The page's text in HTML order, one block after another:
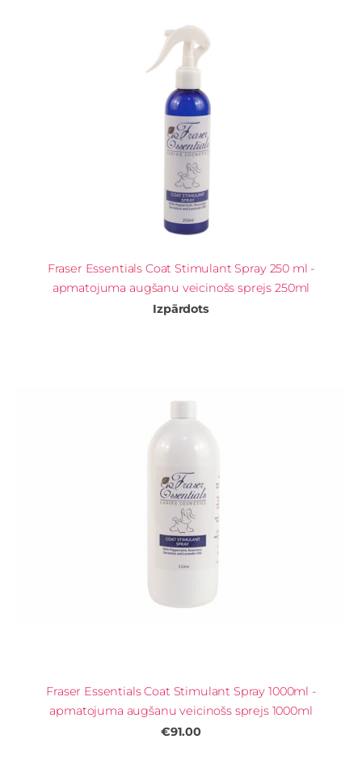
Fraser Essentials Coat Stimulant Spray 250 ml -
apmatojuma augšanu veicinošs sprejs 250ml
Izpārdots
Fraser Essentials Coat Stimulant Spray 1000ml -
apmatojuma augšanu veicinošs sprejs 1000ml
€91.00